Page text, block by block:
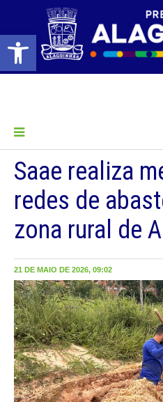
Saae realiza
redes de
zona rural de
21 DE MAIO DE 2026, 09:02
Barra de Ferramentas Aberta